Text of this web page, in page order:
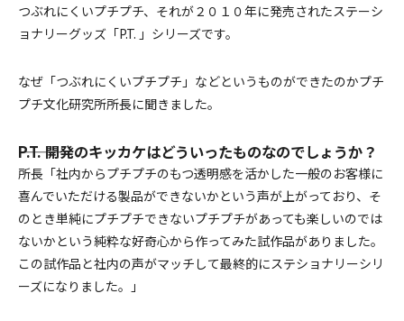
つぶれにくいプチプチ、それが２０１０年に発売されたステーシ
ョナリーグッズ「P.T. 」シリーズです。
なぜ「つぶれにくいプチプチ」などというものができたのかプチ
プチ文化研究所所長に聞きました。
―――P.T. 開発のキッカケはどういったものなのでしょうか？
所長「社内からプチプチのもつ透明感を活かした一般のお客様に
喜んでいただける製品ができないかという声が上がっており、そ
のとき単純にプチプチできないプチプチがあっても楽しいのでは
ないかという純粋な好奇心から作ってみた試作品がありました。
この試作品と社内の声がマッチして最終的にステショナリーシリ
ーズになりました。」